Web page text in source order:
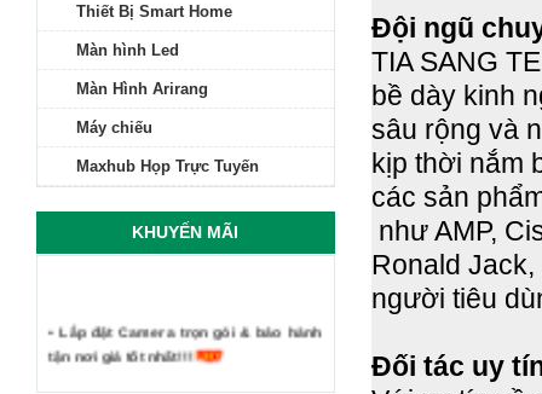
Đội ngũ
TIA SANG
bề dày kinh
sâu rộng và
kịp thời nắm
các sản
như AMP,
Ronald
người tiêu
Đối tác uy
Thiết Bị Smart Home
Màn hình Led
Màn Hình Arirang
Máy chiếu
Maxhub Họp Trực Tuyến
KHUYẾN MÃI
• Lắp đặt Camera trọn gói & bảo hành
tận nơi giá tốt nhất!!!